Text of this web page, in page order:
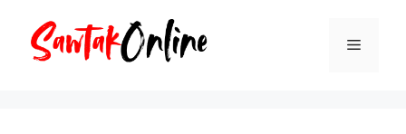
Menu